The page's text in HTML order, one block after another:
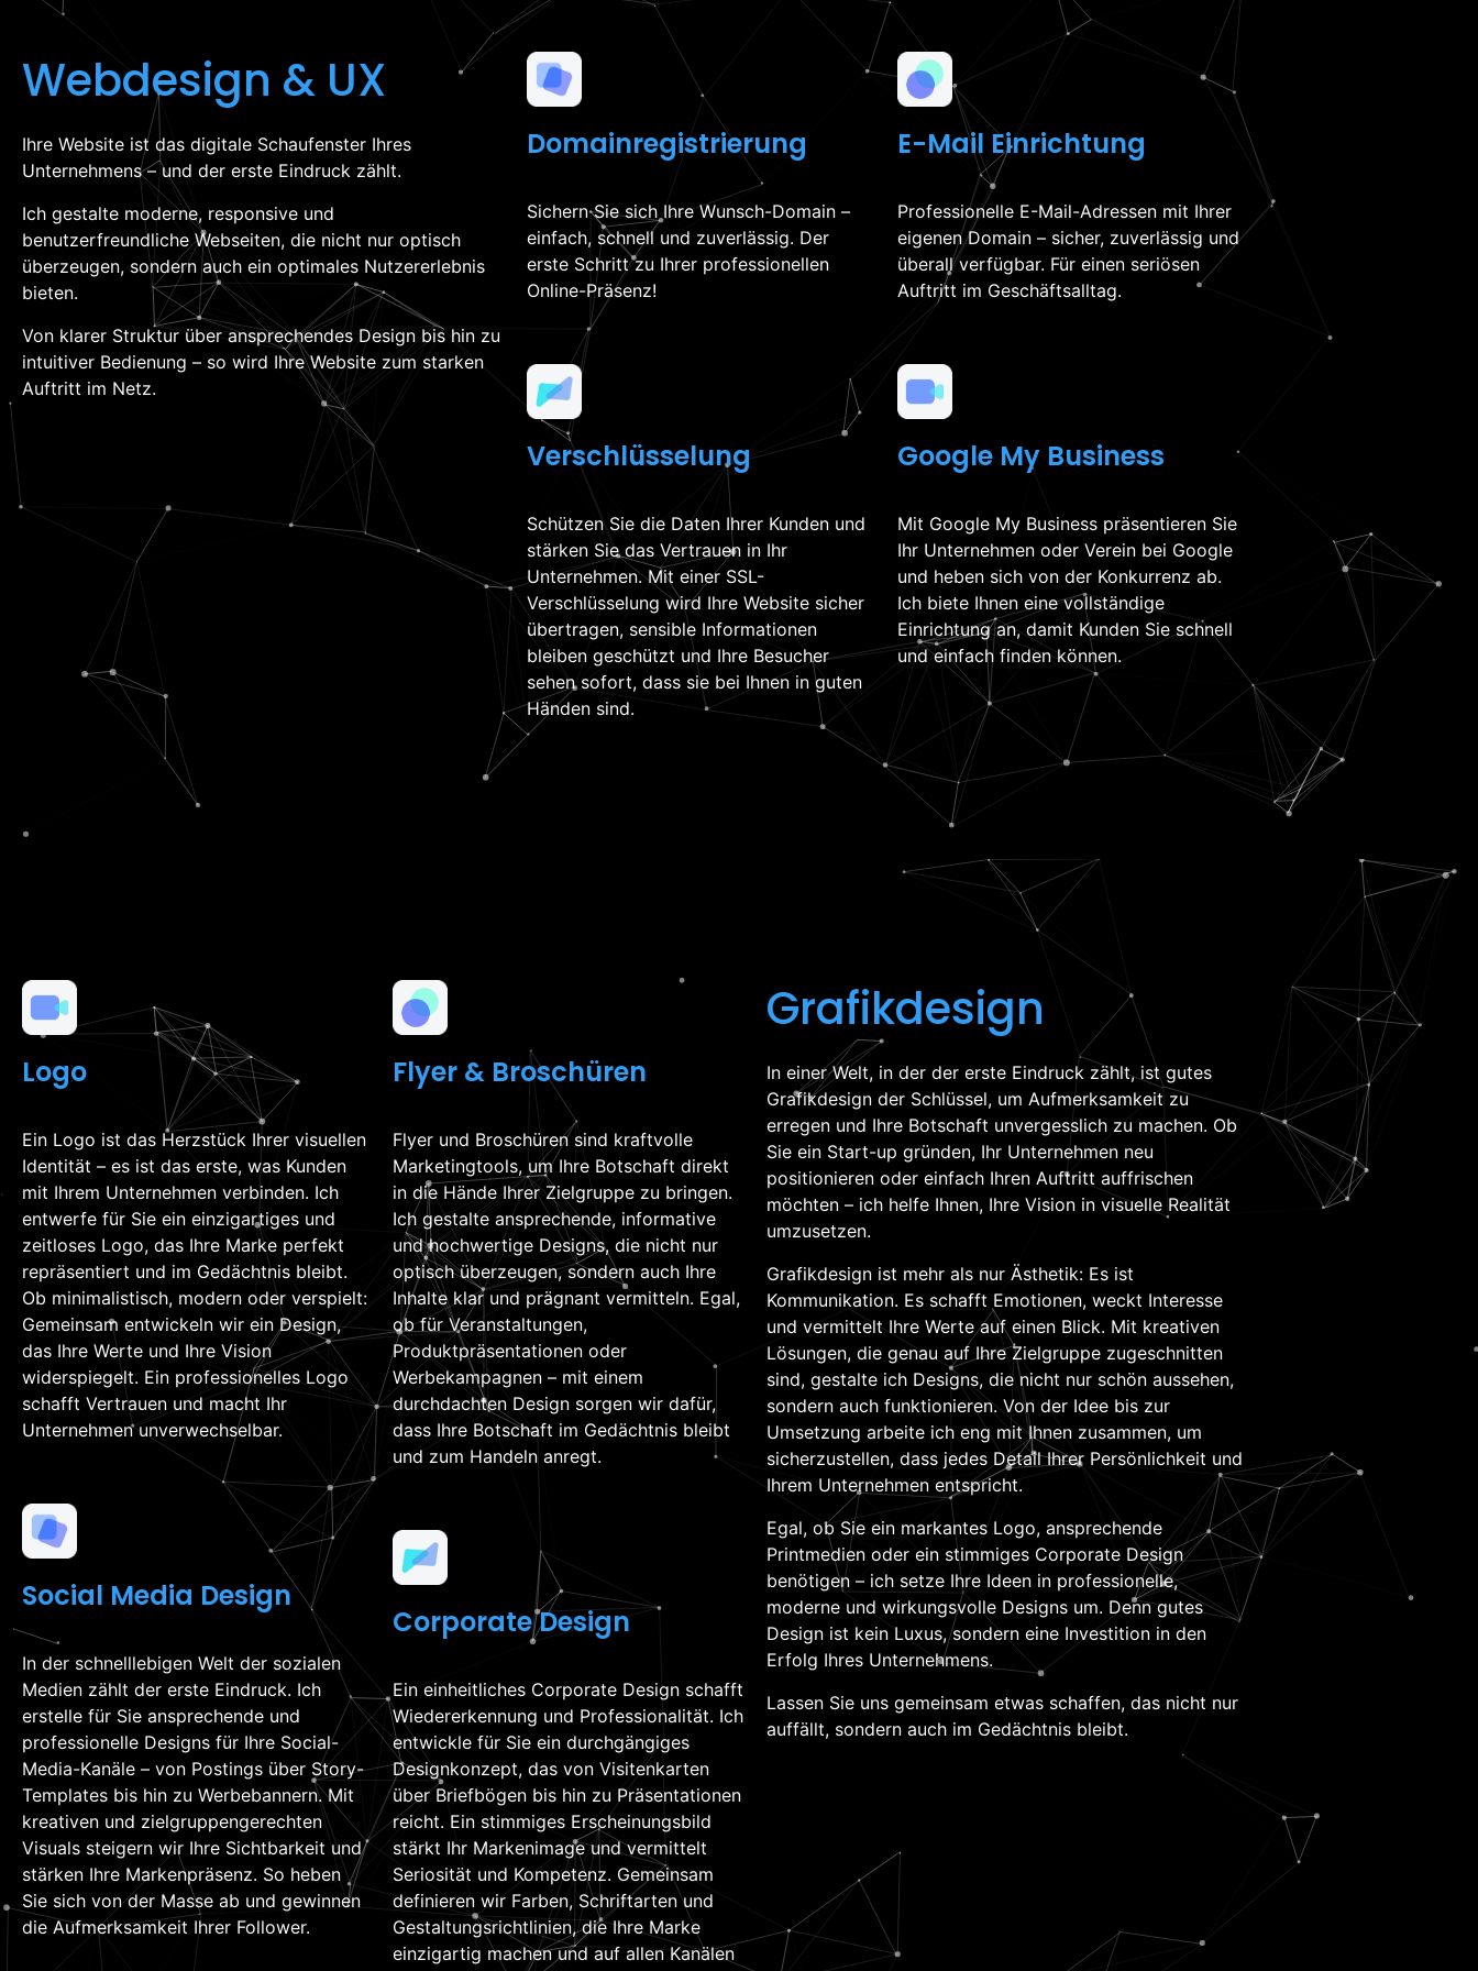
Webdesign & UX
Ihre Website ist das digitale Schaufenster Ihres
Unternehmens – und der erste Eindruck zählt.
Ich gestalte moderne, responsive und
benutzerfreundliche Webseiten, die nicht nur optisch
überzeugen, sondern auch ein optimales Nutzererlebnis
bieten.
Von klarer Struktur über ansprechendes Design bis hin zu
intuitiver Bedienung – so wird Ihre Website zum starken
Auftritt im Netz.
Domainregistrierung
Sichern Sie sich Ihre Wunsch-Domain –
einfach, schnell und zuverlässig. Der
erste Schritt zu Ihrer professionellen
Online-Präsenz!
Verschlüsselung
Schützen Sie die Daten Ihrer Kunden und
stärken Sie das Vertrauen in Ihr
Unternehmen. Mit einer SSL-
Verschlüsselung wird Ihre Website sicher
übertragen, sensible Informationen
bleiben geschützt und Ihre Besucher
sehen sofort, dass sie bei Ihnen in guten
Händen sind.
E-Mail Einrichtung
Professionelle E-Mail-Adressen mit Ihrer
eigenen Domain – sicher, zuverlässig und
überall verfügbar. Für einen seriösen
Auftritt im Geschäftsalltag.
Google My Business
Mit Google My Business präsentieren Sie
Ihr Unternehmen oder Verein bei Google
und heben sich von der Konkurrenz ab.
Ich biete Ihnen eine vollständige
Einrichtung an, damit Kunden Sie schnell
und einfach finden können.
Logo
Ein Logo ist das Herzstück Ihrer visuellen
Identität – es ist das erste, was Kunden
mit Ihrem Unternehmen verbinden. Ich
entwerfe für Sie ein einzigartiges und
zeitloses Logo, das Ihre Marke perfekt
repräsentiert und im Gedächtnis bleibt.
Ob minimalistisch, modern oder verspielt:
Gemeinsam entwickeln wir ein Design,
das Ihre Werte und Ihre Vision
widerspiegelt. Ein professionelles Logo
schafft Vertrauen und macht Ihr
Unternehmen unverwechselbar.
Social Media Design
In der schnelllebigen Welt der sozialen
Medien zählt der erste Eindruck. Ich
erstelle für Sie ansprechende und
professionelle Designs für Ihre Social-
Media-Kanäle – von Postings über Story-
Templates bis hin zu Werbebannern. Mit
kreativen und zielgruppengerechten
Visuals steigern wir Ihre Sichtbarkeit und
stärken Ihre Markenpräsenz. So heben
Sie sich von der Masse ab und gewinnen
die Aufmerksamkeit Ihrer Follower.
Flyer & Broschüren
Flyer und Broschüren sind kraftvolle
Marketingtools, um Ihre Botschaft direkt
in die Hände Ihrer Zielgruppe zu bringen.
Ich gestalte ansprechende, informative
und hochwertige Designs, die nicht nur
optisch überzeugen, sondern auch Ihre
Inhalte klar und prägnant vermitteln. Egal,
ob für Veranstaltungen,
Produktpräsentationen oder
Werbekampagnen – mit einem
durchdachten Design sorgen wir dafür,
dass Ihre Botschaft im Gedächtnis bleibt
und zum Handeln anregt.
Corporate Design
Ein einheitliches Corporate Design schafft
Wiedererkennung und Professionalität. Ich
entwickle für Sie ein durchgängiges
Designkonzept, das von Visitenkarten
über Briefbögen bis hin zu Präsentationen
reicht. Ein stimmiges Erscheinungsbild
stärkt Ihr Markenimage und vermittelt
Seriosität und Kompetenz. Gemeinsam
definieren wir Farben, Schriftarten und
Gestaltungsrichtlinien, die Ihre Marke
einzigartig machen und auf allen Kanälen
Grafikdesign
In einer Welt, in der der erste Eindruck zählt, ist gutes
Grafikdesign der Schlüssel, um Aufmerksamkeit zu
erregen und Ihre Botschaft unvergesslich zu machen. Ob
Sie ein Start-up gründen, Ihr Unternehmen neu
positionieren oder einfach Ihren Auftritt auffrischen
möchten – ich helfe Ihnen, Ihre Vision in visuelle Realität
umzusetzen.
Grafikdesign ist mehr als nur Ästhetik: Es ist
Kommunikation. Es schafft Emotionen, weckt Interesse
und vermittelt Ihre Werte auf einen Blick. Mit kreativen
Lösungen, die genau auf Ihre Zielgruppe zugeschnitten
sind, gestalte ich Designs, die nicht nur schön aussehen,
sondern auch funktionieren. Von der Idee bis zur
Umsetzung arbeite ich eng mit Ihnen zusammen, um
sicherzustellen, dass jedes Detail Ihrer Persönlichkeit und
Ihrem Unternehmen entspricht.
Egal, ob Sie ein markantes Logo, ansprechende
Printmedien oder ein stimmiges Corporate Design
benötigen – ich setze Ihre Ideen in professionelle,
moderne und wirkungsvolle Designs um. Denn gutes
Design ist kein Luxus, sondern eine Investition in den
Erfolg Ihres Unternehmens.
Lassen Sie uns gemeinsam etwas schaffen, das nicht nur
auffällt, sondern auch im Gedächtnis bleibt.